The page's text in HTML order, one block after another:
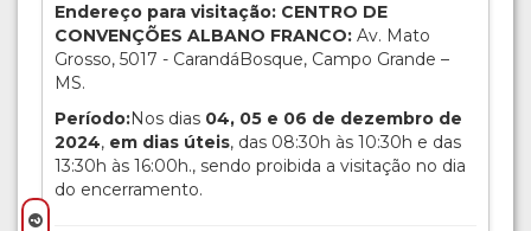
Endereço para visitação: CENTRO DE
CONVENÇÕES ALBANO FRANCO: Av. Mato
Grosso, 5017 - CarandáBosque, Campo Grande –
MS.
Período:Nos dias 04, 05 e 06 de dezembro de
2024, em dias úteis, das 08:30h às 10:30h e das
13:30h às 16:00h., sendo proibida a visitação no dia
do encerramento.